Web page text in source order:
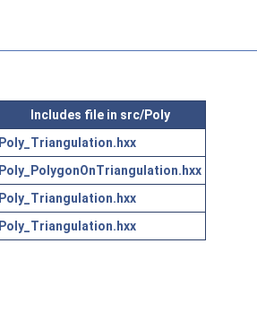
Includes file in src/Poly
Poly_Triangulation.hxx
Poly_PolygonOnTriangulation.hxx
Poly_Triangulation.hxx
Poly_Triangulation.hxx